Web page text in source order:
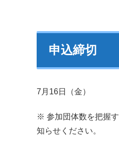
申込締切
7月16日（金）
※ 参加団体数を把握
知らせください。